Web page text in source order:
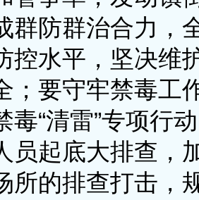
群防群治合力，
控水平，坚决维
；要守牢禁毒工
毒“清雷”专项行
员起底大排查，
所的排查打击，